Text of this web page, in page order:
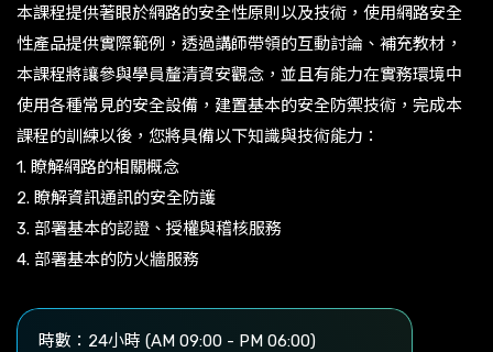
本課程提供著眼於網路的安全性原則以及技術，使用網路安全
性產品提供實際範例，透過講師帶領的互動討論、補充教材，
本課程將讓參與學員釐清資安觀念，並且有能力在實務環境中
使用各種常見的安全設備，建置基本的安全防禦技術，完成本
課程的訓練以後，您將具備以下知識與技術能力：
1. 瞭解網路的相關概念
2. 瞭解資訊通訊的安全防護
3. 部署基本的認證、授權與稽核服務
4. 部署基本的防火牆服務
時數：24小時 (AM 09:00 - PM 06:00)